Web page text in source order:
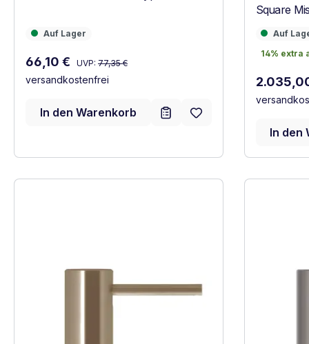
Auf Lager
Auf Lager
Verkaufspreis:
66,10 € Regulärer Preis:
UVP: 77,35 €
versandkostenfrei
In den Warenkorb
Square
COMBI+
Auf Lager
Auf
14% extra
14% extra
In den